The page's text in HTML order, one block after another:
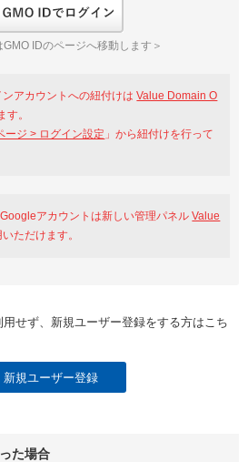
はValue Domain Oneのログイン画面へ遷移します
GMO IDのページへ移動します＞
ンアカウントへの紐付けはValue Domain O
す。
ージ > ログイン設定 」から紐付けを行って
アカウントは新しい管理パネルValue
ただけます。
せず、新規ユーザー登録をする方はこち
新規ユーザー登録
た場合